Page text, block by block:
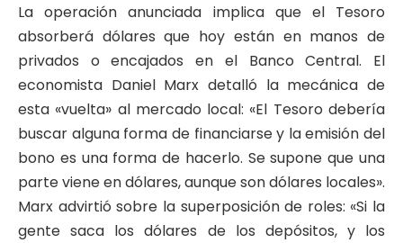
La operación anunciada implica que el Tesoro
absorberá dólares que hoy están en manos de
privados o encajados en el Banco Central. El
economista Daniel Marx detalló la mecánica de
esta «vuelta» al mercado local: «El Tesoro debería
buscar alguna forma de financiarse y la emisión del
bono es una forma de hacerlo. Se supone que una
parte viene en dólares, aunque son dólares locales».
Marx advirtió sobre la superposición de roles: «Si la
gente saca los dólares de los depósitos, y los